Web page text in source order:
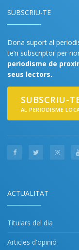
SUBSCRIU-TE
Dona suport al
te’n subscriptor per
periodisme de
seus lectors.
SUBSCRIU-
AL PERIODISME
ACTUALITAT
Titulars del dia
Articles d'opinió